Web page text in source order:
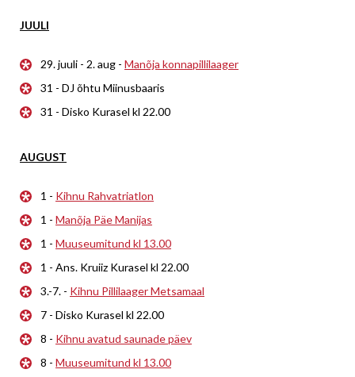
JUULI
29. juuli - 2. aug - Manõja konnapillilaager
31 - DJ õhtu Miinusbaaris
31 - Disko Kurasel kl 22.00
AUGUST
1 - Kihnu Rahvatriatlon
1 - Manõja Päe Manijas
1 - Muuseumitund kl 13.00
1 - Ans. Kruiiz Kurasel kl 22.00
3.-7. - Kihnu Pillilaager Metsamaal
7 - Disko Kurasel kl 22.00
8 - Kihnu avatud saunade päev
8 - Muuseumitund kl 13.00